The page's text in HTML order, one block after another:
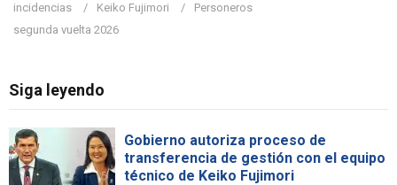
incidencias
Keiko Fujimori
Personeros
segunda vuelta 2026
Siga leyendo
Gobierno autoriza proceso de
transferencia de gestión con el equipo
técnico de Keiko Fujimori